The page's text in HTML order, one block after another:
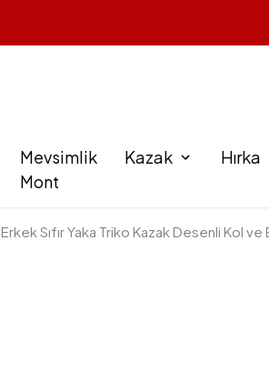
Mevsimlik
Mont
Kazak Hırka
Erkek Sıfır Yaka Triko Kazak Desenli Kol